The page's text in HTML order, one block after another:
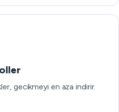
gecikmeyi en aza indirir.